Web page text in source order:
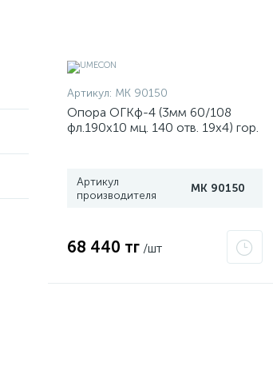
Артикул: МК 90150
Опора ОГКф-4 (3мм 60/108
фл.190х10 мц. 140 отв. 19х4) гор.
Артикул
производителя
МК 90150
68 440 тг /шт